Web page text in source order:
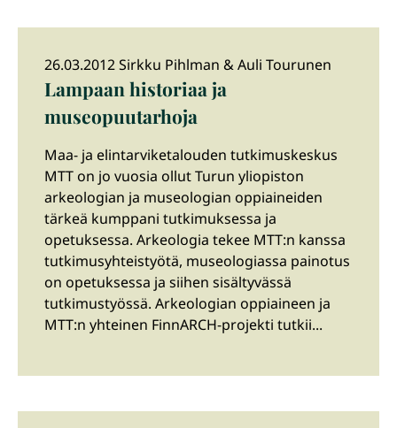
26.03.2012 Sirkku Pihlman & Auli Tourunen
Lampaan historiaa ja
museopuutarhoja
Maa- ja elintarviketalouden tutkimuskeskus
MTT on jo vuosia ollut Turun yliopiston
arkeologian ja museologian oppiaineiden
tärkeä kumppani tutkimuksessa ja
opetuksessa. Arkeologia tekee MTT:n kanssa
tutkimusyhteistyötä, museologiassa painotus
on opetuksessa ja siihen sisältyvässä
tutkimustyössä. Arkeologian oppiaineen ja
MTT:n yhteinen FinnARCH-projekti tutkii...